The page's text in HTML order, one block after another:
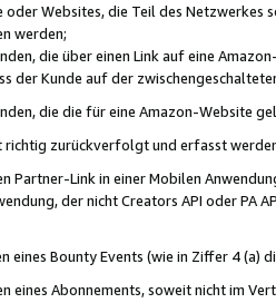
Websites, die Teil des Netzwerkes
werden;
die über einen Link auf eine
der Kunde auf der
die die für eine Amazon-Website
zurückverfolgt und erfasst
Partner-Link in einer Mobilen
der nicht Creators API oder PA
eines Bounty Events (wie in Ziffer 4
eines Abonnements, soweit nicht im